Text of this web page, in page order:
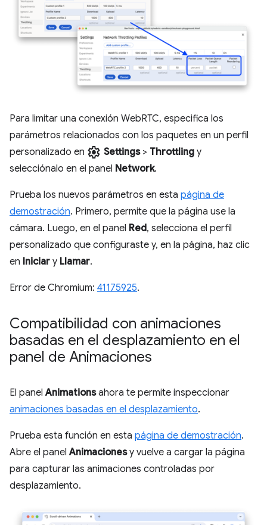
Para limitar una conexión WebRTC, especifica los
parámetros relacionados con los paquetes en un perfil
personalizado en settings Settings> Throttling y
selecciónalo en el panel Network.
Prueba los nuevos parámetros en esta página de
demostración. Primero, permite que la página use la
cámara. Luego, en el panel Red, selecciona el perfil
personalizado que configuraste y, en la página, haz clic
en Iniciar y Llamar.
Error de Chromium: 41175925.
Compatibilidad con animaciones
basadas en el desplazamiento en el
panel de Animaciones
El panelAnimationsahora te permite inspeccionar
animaciones basadas en el desplazamiento.
Prueba esta función en esta página de demostración.
Abre el panelAnimacionesy vuelve a cargar la página
para capturar las animaciones controladas por
desplazamiento.